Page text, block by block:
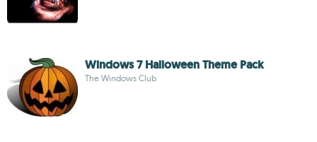
Windows 7 Halloween Theme Pack
The Windows Club